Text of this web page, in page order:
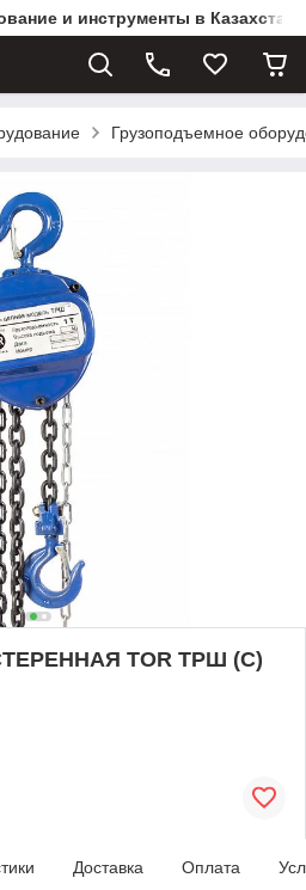
и инструменты в
Грузоподъемное
TOR ТРШ (C)
Доставка Оплата